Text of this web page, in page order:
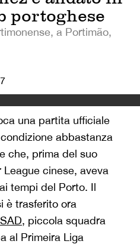
portoghese
a Portimão,
una partita ufficiale
abbastanza
che, prima del suo
cinese, aveva
tempi del Porto. Il
è trasferito ora
, piccola squadra
al Primeira Liga